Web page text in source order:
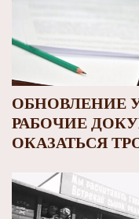
ОБНОВЛЕНИЕ
РАБОЧИЕ
ОКАЗАТЬСЯ